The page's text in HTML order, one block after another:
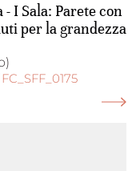
I Sala: Parete con
per la grandezza